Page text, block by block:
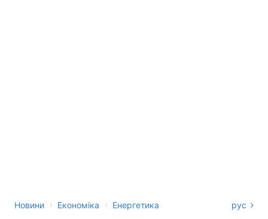
Новини › Економіка › Енергетика рус